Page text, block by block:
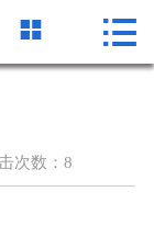
 首页
 
次数： 8